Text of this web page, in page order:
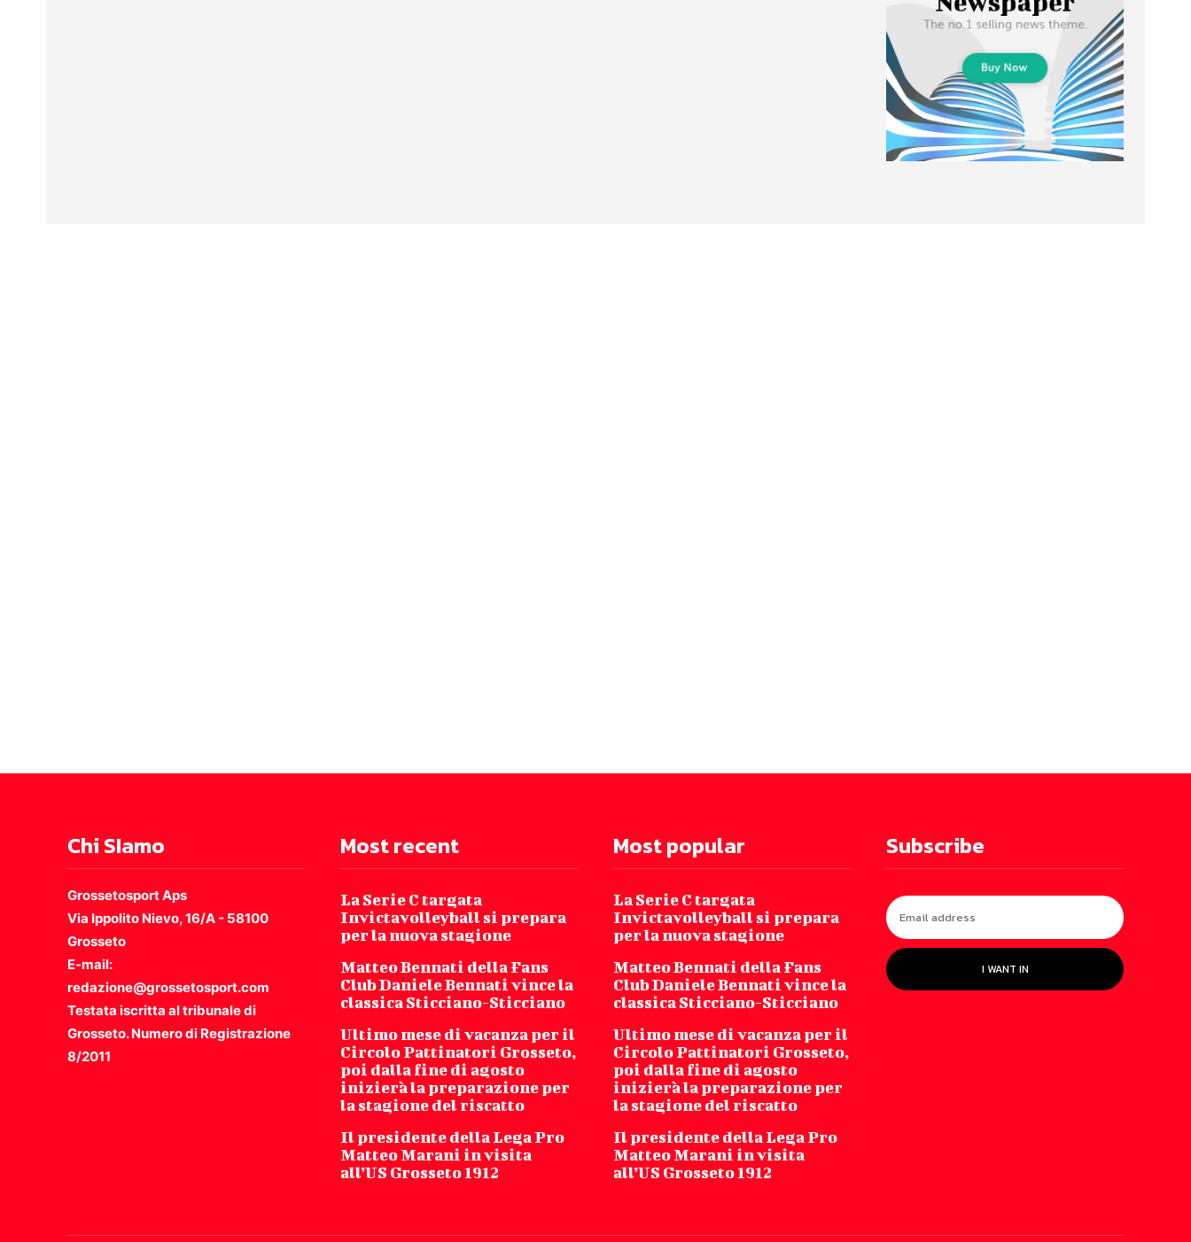
Chi SIamo
Grossetosport Aps
Via Ippolito Nievo, 16/A - 58100
Grosseto
E-mail:
redazione@grossetosport.com
Testata iscritta al tribunale di
Grosseto. Numero di Registrazione
8/2011
Most recent
La Serie C targata
Invictavolleyball si prepara
per la nuova stagione
Matteo Bennati della Fans
Club Daniele Bennati vince la
classica Sticciano-Sticciano
Ultimo mese di vacanza per il
Circolo Pattinatori Grosseto,
poi dalla fine di agosto
inizierà la preparazione per
la stagione del riscatto
Il presidente della Lega Pro
Matteo Marani in visita
all’US Grosseto 1912
Most popular
La Serie C targata
Invictavolleyball si prepara
per la nuova stagione
Matteo Bennati della Fans
Club Daniele Bennati vince la
classica Sticciano-Sticciano
Ultimo mese di vacanza per il
Circolo Pattinatori Grosseto,
poi dalla fine di agosto
inizierà la preparazione per
la stagione del riscatto
Il presidente della Lega Pro
Matteo Marani in visita
all’US Grosseto 1912
Subscribe
I WANT IN